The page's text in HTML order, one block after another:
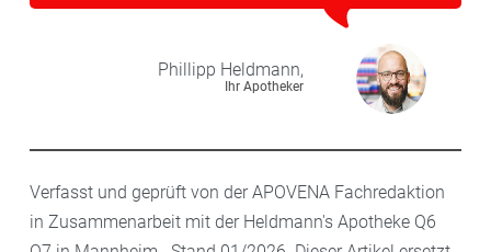
Phillipp Heldmann,
Ihr Apotheker
Verfasst und geprüft von der APOVENA Fachredaktion
in Zusammenarbeit mit der Heldmann's Apotheke Q6